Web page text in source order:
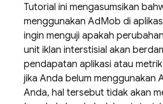
Tutorial ini mengasumsikan
menggunakan AdMob di
ingin menguji apakah perubahan
unit iklan interstisial akan
pendapatan aplikasi atau metrik
jika Anda belum menggunakan
Anda, hal tersebut tidak akan